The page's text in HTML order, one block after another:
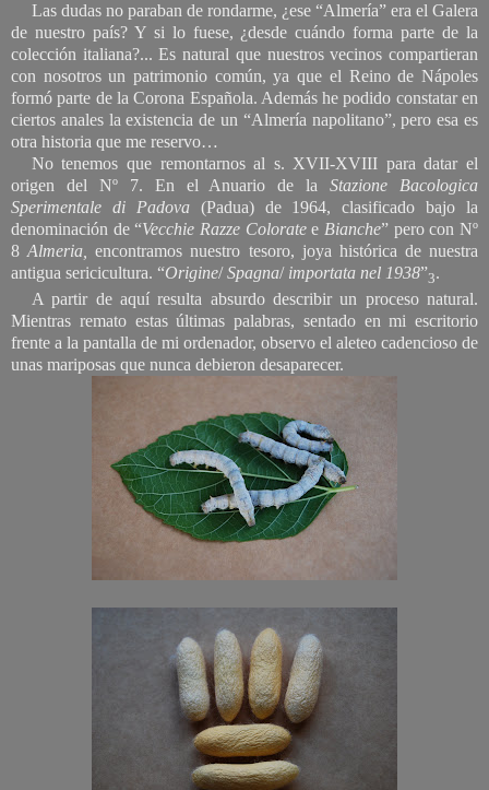
Las dudas no paraban de rondarme, ¿ese “Almería” era el Galera
de nuestro país? Y si lo fuese, ¿desde cuándo forma parte de la
colección italiana?... Es natural que nuestros vecinos compartieran
con nosotros un patrimonio común, ya que el Reino de Nápoles
formó parte de la Corona Española. Además he podido constatar en
ciertos anales la existencia de un “Almería napolitano”, pero esa es
otra historia que me reservo…
No tenemos que remontarnos al s. XVII-XVIII para datar el
origen del Nº 7. En el Anuario de laStazione
Bacologica
Sperimentale di Padova(Padua) de 1964, clasificado bajo la
denominación de “Vecchie Razze Coloratee Bianche” pero con Nº
8Almeria,encontramos nuestro tesoro, joya histórica de nuestra
antigua sericicultura. “Origine/Spagna/ importata nel 1938”3.
A partir de aquí resulta absurdo describir un proceso natural.
Mientras remato estas últimas palabras, sentado en mi escritorio
frente a la pantalla de mi ordenador, observo el aleteo cadencioso de
unas mariposas que nunca debieron desaparecer.